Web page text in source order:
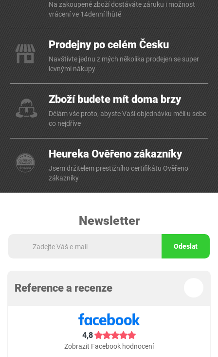
Na zakoupené zboží dostáváte záruku i možnost
vrácení ve 14denní lhůtě
Prodejny po celém Česku
Navštivte jednu z mých několika prodejen se super
levnými nákupy
Zboží budete mít doma brzy
Dělám vše proto, abyste Vaši objednávku měli u sebe
co nejdříve
Heureka Ověřeno zákazníky
Jsem držitelem prestižního certifikátu Ověřeno
zákazníky
Newsletter
Odeslat
Reference a recenze
4,8
Zobrazit Facebook hodnocení